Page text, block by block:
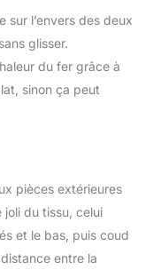
amie, fille,
parents.
ou de
en couture
: Les
que le
ou la toile,
avec
et
ex.
Elna,
Janome,
un
couleur
grosseur de
sur l’envers des deux
glisser.
du fer grâce à
sinon ça peut
pièces extérieures
du tissu, celui
et le bas, puis coud
entre la